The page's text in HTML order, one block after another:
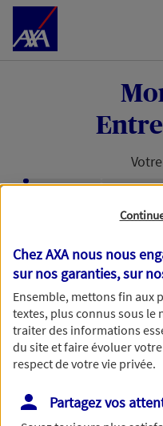
Accéder au Contenu
Étape en cours :
Retrouvons
votre numéro
Avec votre numéro de
faire gagner du temps
devis.
Chez AXA nous nous
sur nos garanties, sur
Ensemble, mettons fin aux
textes, plus connus sous le
traiter des informations
du site et faire évoluer
respect de votre vie privée.
Partagez vos